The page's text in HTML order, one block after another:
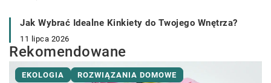
Jak Wybrać Idealne Kinkiety do Twojego Wnętrza?
11 lipca 2026
Rekomendowane
EKOLOGIA ROZWIĄZANIA DOMOWE